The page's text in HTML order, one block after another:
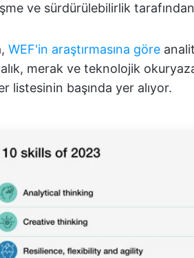
ve sürdürülebilirlik
WEF'in araştırmasına göre
merak ve teknolojik
listesinin başında yer alıyor.